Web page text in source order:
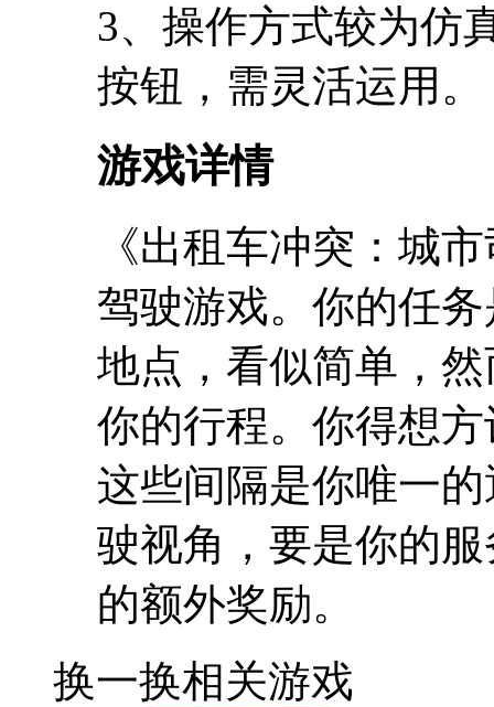
3、操作方式较为仿
按钮，需灵活运用。
游戏详情
《出租车冲突：城
驾驶游戏。你的任
地点，看似简单，
你的行程。你得想
这些间隔是你唯一
驶视角，要是你的
的额外奖励。
换一换相关游戏